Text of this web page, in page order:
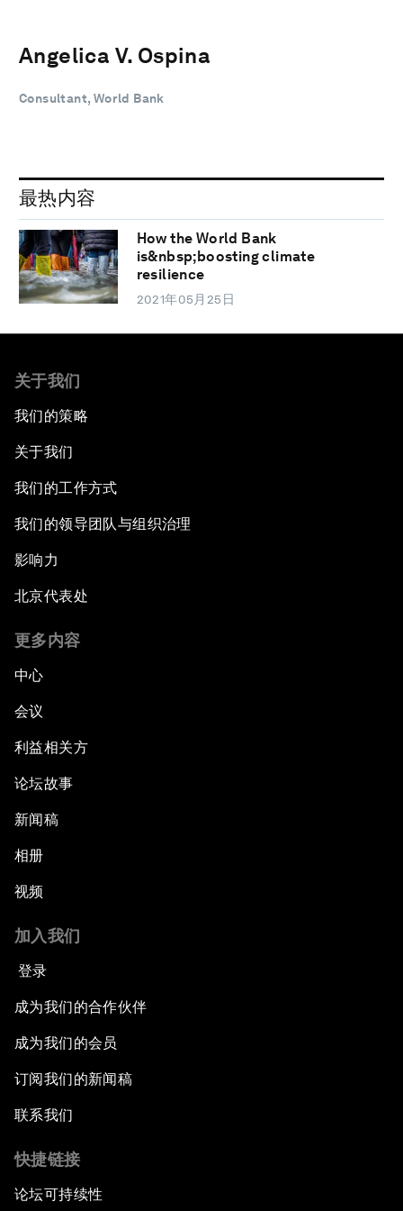
Angelica V. Ospina
Consultant, World Bank
最热内容
How the World Bank
is&nbsp;boosting climate
resilience
2021年05月25日
关于我们
我们的策略
关于我们
我们的工作方式
我们的领导团队与组织治理
影响力
北京代表处
更多内容
中心
会议
利益相关方
论坛故事
新闻稿
相册
视频
加入我们
登录
成为我们的合作伙伴
成为我们的会员
订阅我们的新闻稿
联系我们
快捷链接
论坛可持续性